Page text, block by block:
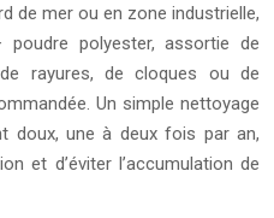
de mer ou en zone industrielle,
poudre polyester, assortie de
rayures, de cloques ou de
Un simple nettoyage
doux, une à deux fois par an,
et d’éviter l’accumulation de